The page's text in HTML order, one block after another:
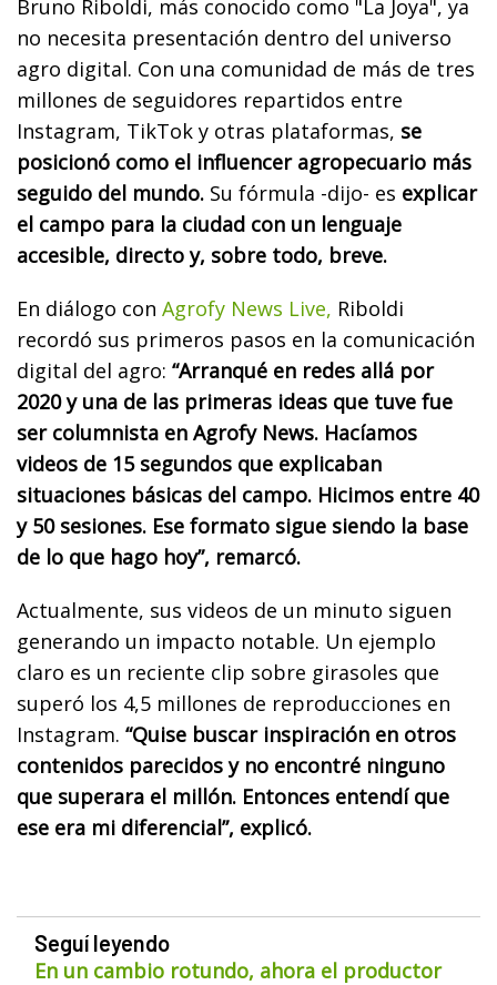
Bruno Riboldi, más conocido como "La Joya", ya
no necesita presentación dentro del universo
agro digital. Con una comunidad de más de tres
millones de seguidores repartidos entre
Instagram, TikTok y otras plataformas, se
posicionó como el influencer agropecuario más
seguido del mundo. Su fórmula -dijo- es explicar
el campo para la ciudad con un lenguaje
accesible, directo y, sobre todo, breve.
En diálogo con Agrofy News Live, Riboldi
recordó sus primeros pasos en la comunicación
digital del agro: “Arranqué en redes allá por
2020 y una de las primeras ideas que tuve fue
ser columnista en Agrofy News. Hacíamos
videos de 15 segundos que explicaban
situaciones básicas del campo. Hicimos entre 40
y 50 sesiones. Ese formato sigue siendo la base
de lo que hago hoy”, remarcó.
Actualmente, sus videos de un minuto siguen
generando un impacto notable. Un ejemplo
claro es un reciente clip sobre girasoles que
superó los 4,5 millones de reproducciones en
Instagram. “Quise buscar inspiración en otros
contenidos parecidos y no encontré ninguno
que superara el millón. Entonces entendí que
ese era mi diferencial”, explicó.
Seguí leyendo
En un cambio rotundo, ahora el productor